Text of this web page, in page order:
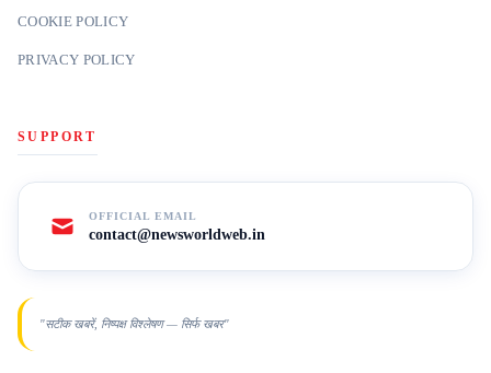
COOKIE POLICY
PRIVACY POLICY
SUPPORT
OFFICIAL EMAIL
contact@newsworldweb.in
"सटीक खबरें, निष्पक्ष विश्लेषण — सिर्फ खबर"